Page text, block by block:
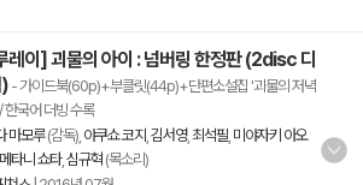
레이] 괴물의 아이 : 넘버링 한정판 (2disc 디
- 가이드북(60p)+부클릿(44p)+단편소설집 '괴물의 저녁
한국어 더빙 수록
마모루(감독), 야쿠쇼 코지 김서영, 최석필 미야자키 아오
타니 쇼타, 심규혁 (목소리)